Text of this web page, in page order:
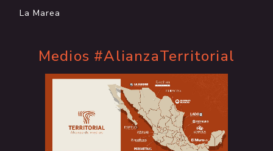
La Marea
Medios #AlianzaTerritorial